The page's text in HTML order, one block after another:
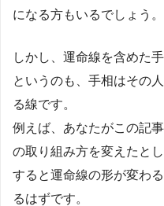
になる方もいるでしょう。
しかし、運命線を含めた
というのも、手相はその
る線です。
例えば、あなたがこの記
の取り組み方を変えたとし
すると運命線の形が変わ
るはずです。